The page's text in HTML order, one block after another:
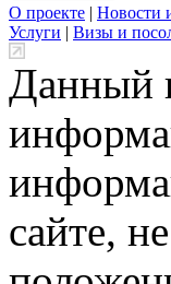
О проекте | Новости
Услуги | Визы и
Данный
сайте,